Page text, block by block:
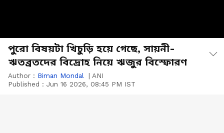
পুরো বিষয়টা খিচুড়ি হয়ে গেছে, সায়নী-
ঋতব্রতদের বিদ্রোহ নিয়ে ঋজুর বিস্ফোরণ
Author : Biman Mondal | ANI
Published : Jun 16 2026, 08:45 PM IST